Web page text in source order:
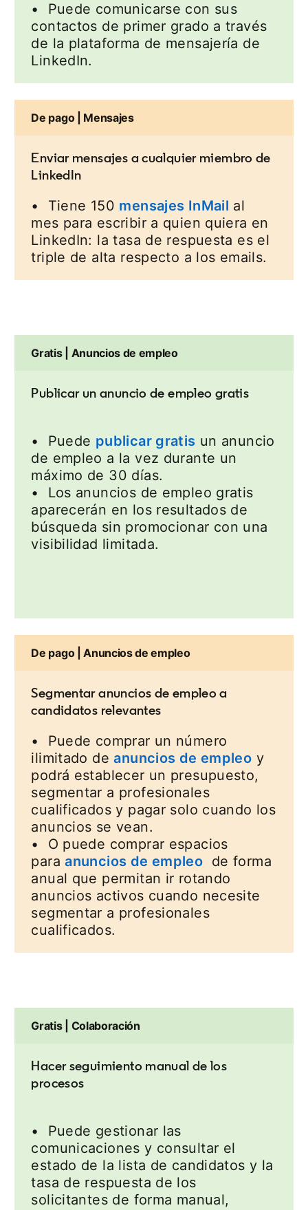
• Puede comunicarse con sus
contactos de primer grado a través
de la plataforma de mensajería de
LinkedIn.
De pago | Mensajes
Enviar mensajes a cualquier miembro de
LinkedIn
• Tiene 150 mensajes InMail opens in a
al
mes para escribir a quien quiera en
LinkedIn: la tasa de respuesta es el
triple de alta respecto a los emails.
Gratis | Anuncios de empleo
Publicar un anuncio de empleo gratis
• Puede publicar gratis un anuncio
de empleo a la vez durante un
máximo de 30 días.
• Los anuncios de empleo gratis
aparecerán en los resultados de
búsqueda sin promocionar con una
visibilidad limitada.
De pago | Anuncios de empleo
Segmentar anuncios de empleo a
candidatos relevantes
• Puede comprar un número
ilimitado deanuncios de empleo y
podrá establecer un presupuesto,
segmentar a profesionales
cualificados y pagar solo cuando los
anuncios se vean.
• O puede comprar espacios
paraanuncios de empleo de forma
anual que permitan ir rotando
anuncios activos cuando necesite
segmentar a profesionales
cualificados.
Gratis | Colaboración
Hacer seguimiento manual de los
procesos
• Puede gestionar las
comunicaciones y consultar el
estado de la lista de candidatos y la
tasa de respuesta de los
solicitantes de forma manual,